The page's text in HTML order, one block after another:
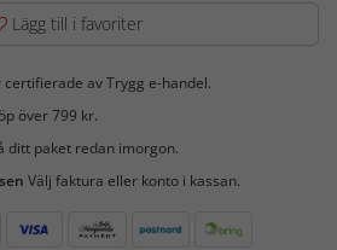
Lägg till i favoriter
certifierade av Trygg e-handel.
över 799 kr.
ditt paket redan imorgon.
Välj faktura eller konto i kassan.